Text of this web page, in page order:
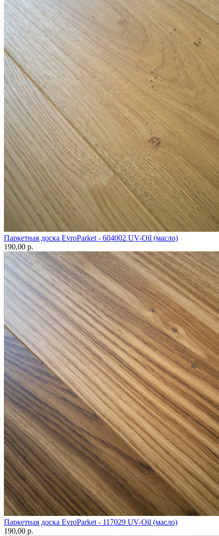
Паркетная доска EvroParket - 604002 UV-Oil (масло)
190,00 p.
Паркетная доска EvroParket - 117029 UV-Oil (масло)
190,00 p.